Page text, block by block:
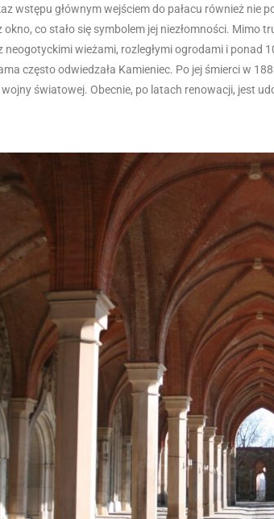
wstępu głównym wejściem do pałacu również nie
okno, co stało się symbolem jej niezłomności. Mimo
neogotyckimi wieżami, rozległymi ogrodami i ponad
często odwiedzała Kamieniec. Po jej śmierci w
światowej. Obecnie, po latach renowacji, jest